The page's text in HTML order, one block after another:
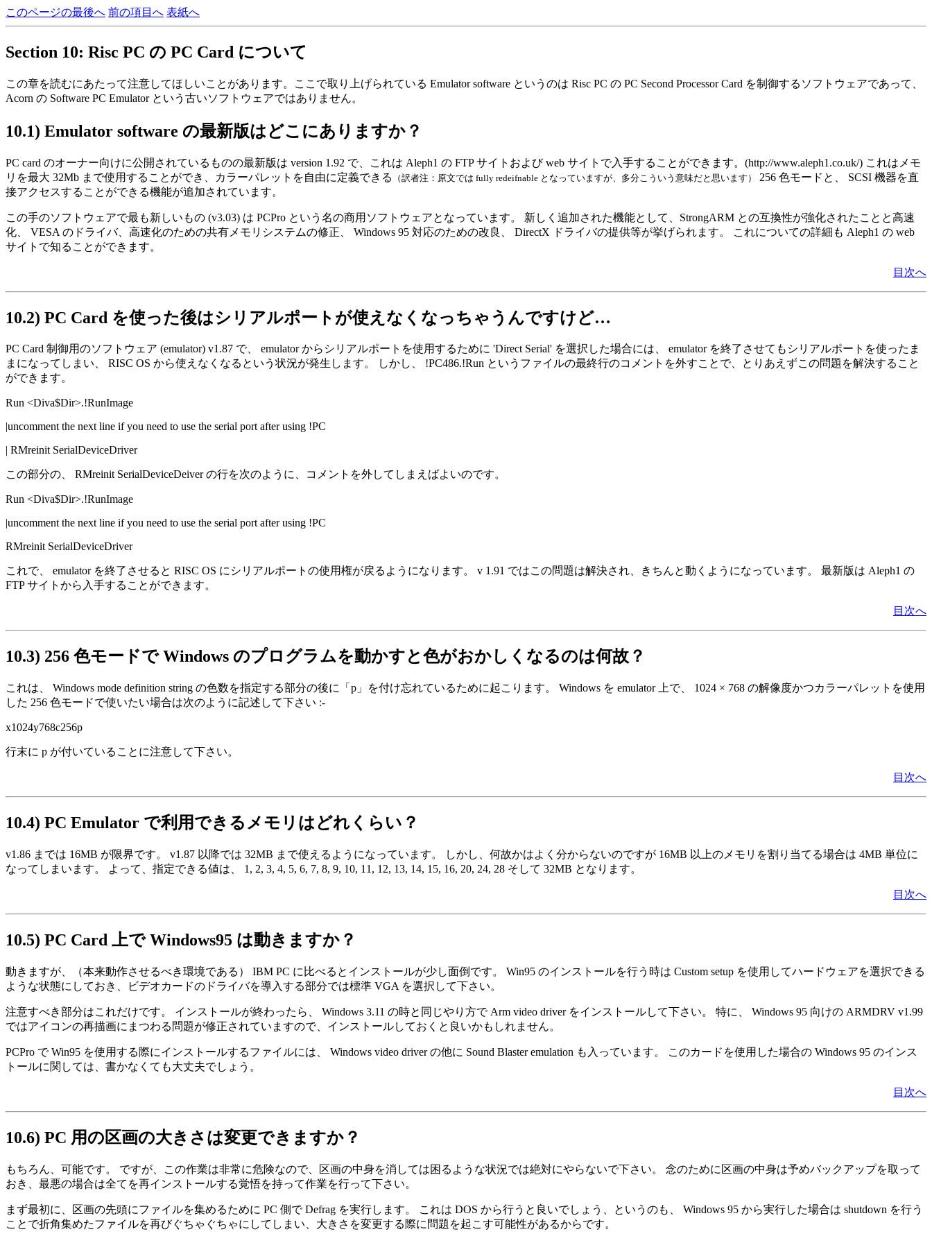
このページの最後へ 前の項目へ 表紙へ
Section 10: Risc PC の PC Card について
この章を読むにあたって注意してほしいことがあります。ここで取り上げられている Emulator software というのは Risc PC の PC Second Processor Card を制御するソフトウェアであって、
Acorn の Software PC Emulator という古いソフトウェアではありません。
10.1) Emulator software の最新版はどこにありますか？
PC card のオーナー向けに公開されているものの最新版は version 1.92 で、これは Aleph1 の FTP サイトおよび web サイトで入手することができます。(http://www.aleph1.co.uk/) これはメモ
リを最大 32Mb まで使用することができ、カラーパレットを自由に定義できる
（訳者注：原文では fully redeifnable となっていますが、多分こういう意味だと思います）
256 色モードと、 SCSI 機器を直
接アクセスすることができる機能が追加されています。
この手のソフトウェアで最も新しいもの (v3.03) は PCPro という名の商用ソフトウェアとなっています。 新しく追加された機能として、StrongARM との互換性が強化されたことと高速
化、 VESA のドライバ、高速化のための共有メモリシステムの修正、 Windows 95 対応のための改良、 DirectX ドライバの提供等が挙げられます。 これについての詳細も Aleph1 の web
サイトで知ることができます。
目次へ
10.2) PC Card を使った後はシリアルポートが使えなくなっちゃうんですけど…
PC Card 制御用のソフトウェア (emulator) v1.87 で、 emulator からシリアルポートを使用するために 'Direct Serial' を選択した場合には、 emulator を終了させてもシリアルポートを使ったま
まになってしまい、 RISC OS から使えなくなるという状況が発生します。 しかし、 !PC486.!Run というファイルの最終行のコメントを外すことで、とりあえずこの問題を解決すること
ができます。
Run <Diva$Dir>.!RunImage
|uncomment the next line if you need to use the serial port after using !PC
| RMreinit SerialDeviceDriver
この部分の、 RMreinit SerialDeviceDeiver の行を次のように、コメントを外してしまえばよいのです。
Run <Diva$Dir>.!RunImage
|uncomment the next line if you need to use the serial port after using !PC
RMreinit SerialDeviceDriver
これで、 emulator を終了させると RISC OS にシリアルポートの使用権が戻るようになります。 v 1.91 ではこの問題は解決され、きちんと動くようになっています。 最新版は Aleph1 の
FTP サイトから入手することができます。
目次へ
10.3) 256 色モードで Windows のプログラムを動かすと色がおかしくなるのは何故？
これは、 Windows mode definition string の色数を指定する部分の後に「p」を付け忘れているために起こります。 Windows を emulator 上で、 1024 × 768 の解像度かつカラーパレットを使用
した 256 色モードで使いたい場合は次のように記述して下さい :-
x1024y768c256p
行末に p が付いていることに注意して下さい。
目次へ
10.4) PC Emulator で利用できるメモリはどれくらい？
v1.86 までは 16MB が限界です。 v1.87 以降では 32MB まで使えるようになっています。 しかし、何故かはよく分からないのですが 16MB 以上のメモリを割り当てる場合は 4MB 単位に
なってしまいます。 よって、指定できる値は、 1, 2, 3, 4, 5, 6, 7, 8, 9, 10, 11, 12, 13, 14, 15, 16, 20, 24, 28 そして 32MB となります。
目次へ
10.5) PC Card 上で Windows95 は動きますか？
動きますが、（本来動作させるべき環境である） IBM PC に比べるとインストールが少し面倒です。 Win95 のインストールを行う時は Custom setup を使用してハードウェアを選択できる
ような状態にしておき、ビデオカードのドライバを導入する部分では標準 VGA を選択して下さい。
注意すべき部分はこれだけです。 インストールが終わったら、 Windows 3.11 の時と同じやり方で Arm video driver をインストールして下さい。 特に、 Windows 95 向けの ARMDRV v1.99
ではアイコンの再描画にまつわる問題が修正されていますので、インストールしておくと良いかもしれません。
PCPro で Win95 を使用する際にインストールするファイルには、 Windows video driver の他に Sound Blaster emulation も入っています。 このカードを使用した場合の Windows 95 のインス
トールに関しては、書かなくても大丈夫でしょう。
目次へ
10.6) PC 用の区画の大きさは変更できますか？
もちろん、可能です。 ですが、この作業は非常に危険なので、区画の中身を消しては困るような状況では絶対にやらないで下さい。 念のために区画の中身は予めバックアップを取って
おき、最悪の場合は全てを再インストールする覚悟を持って作業を行って下さい。
まず最初に、区画の先頭にファイルを集めるために PC 側で Defrag を実行します。 これは DOS から行うと良いでしょう、というのも、 Windows 95 から実行した場合は shutdown を行う
ことで折角集めたファイルを再びぐちゃぐちゃにしてしまい、大きさを変更する際に問題を起こす可能性があるからです。